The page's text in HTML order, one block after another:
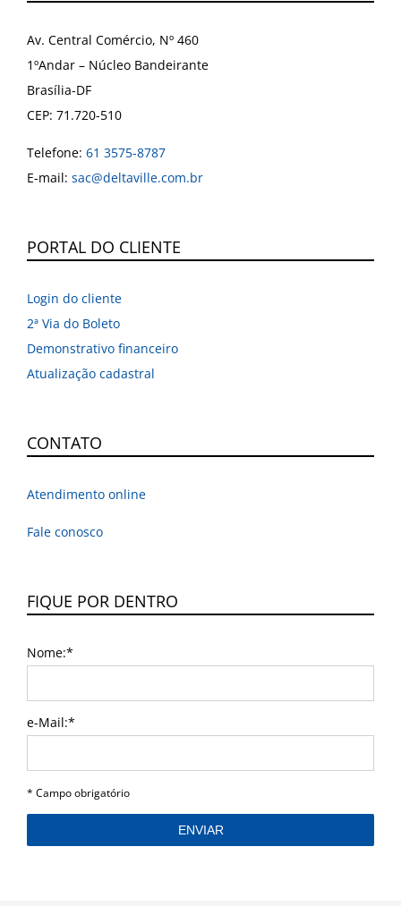
Av. Central Comércio, Nº 460
1ºAndar – Núcleo Bandeirante
Brasília-DF
CEP: 71.720-510
Telefone: 61 3575-8787
E-mail: sac@deltaville.com.br
PORTAL DO CLIENTE
Login do cliente
2ª Via do Boleto
Demonstrativo financeiro
Atualização cadastral
CONTATO
Atendimento online
Fale conosco
FIQUE POR DENTRO
Nome:*
e-Mail:*
* Campo obrigatório